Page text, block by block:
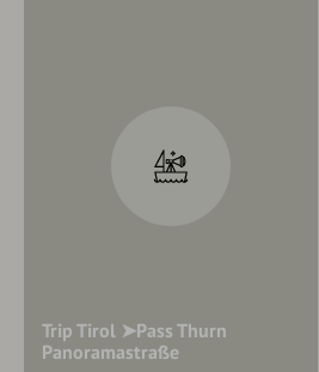
Trip Tirol ➤Pass Thurn
Panoramastraße